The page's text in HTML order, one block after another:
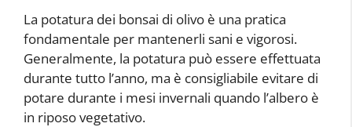
La potatura dei bonsai di olivo è una pratica
fondamentale per mantenerli sani e vigorosi.
Generalmente, la potatura può essere effettuata
durante tutto l’anno, ma è consigliabile evitare di
potare durante i mesi invernali quando l’albero è
in riposo vegetativo.